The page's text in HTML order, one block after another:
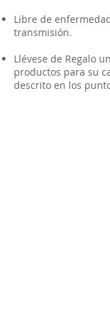
Libre de
transmisión.
Llévese de Regalo
productos para su
descrito en los